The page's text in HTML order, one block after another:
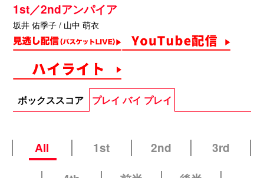
1st／2ndアンパイア
坂井 佑季子 / 山中 萌衣
ボックススコア プレイ バイ プレイ
All 1st 2nd
3rd